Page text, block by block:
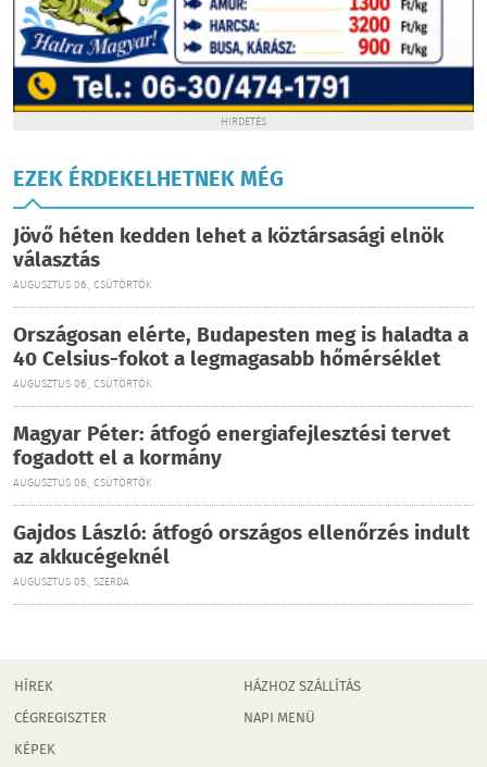
HIRDETÉS
EZEK ÉRDEKELHETNEK MÉG
Jövő héten kedden lehet a köztársasági elnök
választás
AUGUSZTUS 06., CSÜTÖRTÖK
Országosan elérte, Budapesten meg is haladta a
40 Celsius-fokot a legmagasabb hőmérséklet
AUGUSZTUS 06., CSÜTÖRTÖK
Magyar Péter: átfogó energiafejlesztési tervet
fogadott el a kormány
AUGUSZTUS 06., CSÜTÖRTÖK
Gajdos László: átfogó országos ellenőrzés indult
az akkucégeknél
AUGUSZTUS 05., SZERDA
HÍREK
CÉGREGISZTER
KÉPEK
HÁZHOZ SZÁLLÍTÁS
NAPI MENÜ